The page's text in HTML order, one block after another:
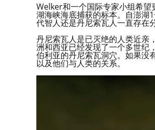
Welker和一个国际专家小组希
湖海峡海底捕获的标本。自澎湖
代智人还是丹尼索瓦人一直存在
丹尼索瓦人是已灭绝的人类近亲
洲和西亚已经发现了一个多世纪
伯利亚的丹尼索瓦洞穴。如果没
以及他们与人类的关系。